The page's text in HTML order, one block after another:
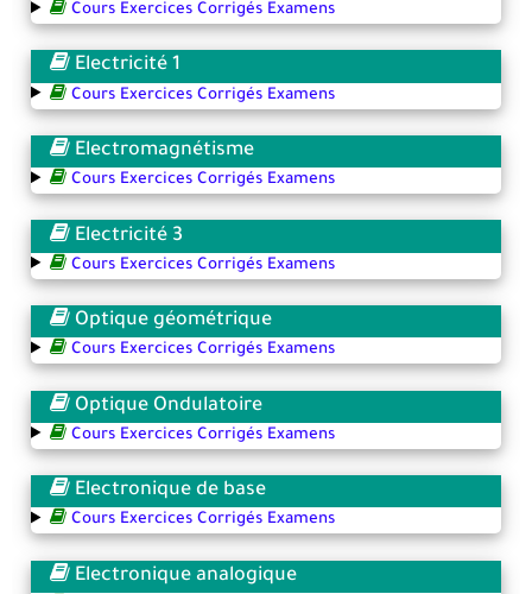
Cours Exercices Corrigés Examens
Electricité 1
Cours Exercices Corrigés Examens
Electromagnétisme
Cours Exercices Corrigés Examens
Electricité 3
Cours Exercices Corrigés Examens
Optique géométrique
Cours Exercices Corrigés Examens
Optique Ondulatoire
Cours Exercices Corrigés Examens
Electronique de base
Cours Exercices Corrigés Examens
Electronique analogique